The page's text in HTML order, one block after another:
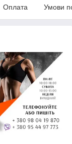
Оплата Умови